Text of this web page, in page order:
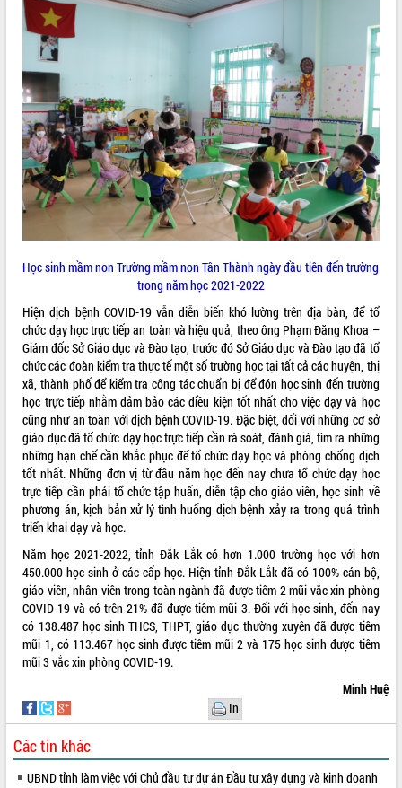
trường Nguyễn Hoàng Hiệp khảo sát
vùng trồng và doanh nghiệp đóng gói
sầu riêng tại Đắk Lắk
Trình diễn nghệ thuật chế biến các
món ăn từ sầu riêng
Đắk Lắk công bố Quy hoạch và xúc
tiến đầu tư tỉnh
Ngành cá ngừ Đắk Lắk chủ động thích
ứng để giữ vững thị trường xuất khẩu
Diễn đàn Kinh tế tư nhân Việt Nam đột
phá cơ chế - Hợp tác công tư
Đề án 06 tạo bước ngoặt đột phá trong
cải cách hành chính tỉnh Đắk Lắk
Kết nối tour, đẩy mạnh chuyển đổi số
để phát triển du lịch Đắk Lắk
Khởi động Dự án Đầu tư xây dựng hạ
tầng kỹ thuật Cụm công nghiệp Tân
Tiến
Gặp mặt các cơ quan báo chí nhân Kỷ
niệm 101 năm Ngày Báo chí Cách
mạng Việt Nam
Đắk Lắk sơ kết 4 năm triển khai thực
hiện Đề án 06 của Chính phủ
Họp báo thông tin về Hội nghị Công bố
Quy hoạch và Xúc tiến đầu tư tỉnh Đắk
Lắk
Khơi thông điểm nghẽn, đẩy nhanh
giải ngân vốn khắc phục thiên tai
HĐND tỉnh thông qua điều chỉnh Quy
hoạch tỉnh thời kỳ 2021-2030
Hội thảo góp ý hồ sơ điều chỉnh quy
hoạch tỉnh Đắk Lắk thời kỳ 2021-2030,
tầm nhìn đến năm 2050
Nâng cao hiệu quả hoạt động của các
Hội nghị triển khai kết nối mạng
truyền số liệu chuyên dùng phục vụ cơ
quan Đảng, Nhà nước
Lễ phát động chuỗi hoạt động chung
tay làm sạch môi trường
Học sinh mầm non Trường mầm non Tân Thành ngày đầu tiên đến trường
trong năm học 2021-2022
Hiện dịch bệnh COVID-19 vẫn diễn biến khó lường trên địa bàn, để tổ
chức dạy học trực tiếp an toàn và hiệu quả, theo ông Phạm Đăng Khoa –
Giám đốc Sở Giáo dục và Đào tạo, trước đó Sở Giáo dục và Đào tạo đã tổ
chức các đoàn kiểm tra thực tế một số trường học tại tất cả các huyện, thị
xã, thành phố để kiểm tra công tác chuẩn bị để đón học sinh đến trường
học trực tiếp nhằm đảm bảo các điều kiện tốt nhất cho việc dạy và học
cũng như an toàn với dịch bệnh COVID-19. Đặc biệt, đối với những cơ sở
giáo dục đã tổ chức dạy học trực tiếp cần rà soát, đánh giá, tìm ra những
những hạn chế cần khắc phục để tổ chức dạy học và phòng chống dịch
tốt nhất. Những đơn vị từ đầu năm học đến nay chưa tổ chức dạy học
trực tiếp cần phải tổ chức tập huấn, diễn tập cho giáo viên, học sinh về
phương án, kịch bản xử lý tình huống dịch bệnh xảy ra trong quá trình
triển khai dạy và học.
Năm học 2021-2022, tỉnh Đắk Lắk có hơn 1.000 trường học với hơn
450.000 học sinh ở các cấp học. Hiện tỉnh Đắk Lắk đã có 100% cán bộ,
giáo viên, nhân viên trong toàn ngành đã được tiêm 2 mũi vắc xin phòng
COVID-19 và có trên 21% đã được tiêm mũi 3. Đối với học sinh, đến nay
có 138.487 học sinh THCS, THPT, giáo dục thường xuyên đã được tiêm
mũi 1, có 113.467 học sinh được tiêm mũi 2 và 175 học sinh được tiêm
mũi 3 vắc xin phòng COVID-19.
Minh Huệ
In
Các tin khác
UBND tỉnh làm việc với Chủ đầu tư dự án Đầu tư xây dựng và kinh doanh